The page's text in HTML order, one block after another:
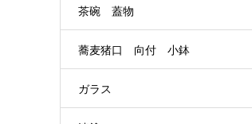
茶碗 蓋物
蕎麦猪口 向付 小鉢
ガラス